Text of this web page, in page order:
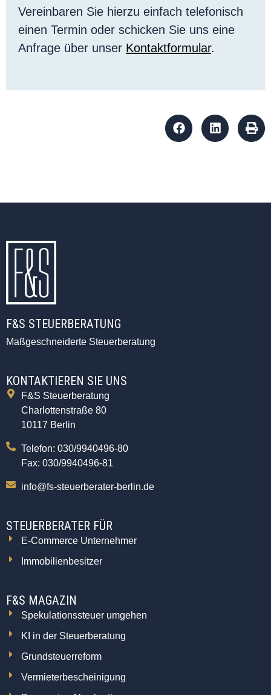
Vereinbaren Sie hierzu einfach telefonisch
einen Termin oder schicken Sie uns eine
Anfrage über unser Kontaktformular.
F&S STEUERBERATUNG
Maßgeschneiderte Steuerberatung
KONTAKTIEREN SIE UNS
F&S Steuerberatung
Charlottenstraße 80
10117 Berlin
Telefon: 030/9940496-80
Fax: 030/9940496-81
info@fs-steuerberater-berlin.de
STEUERBERATER FÜR
E-Commerce Unternehmer
Immobilienbesitzer
F&S MAGAZIN
Spekulationssteuer umgehen
KI in der Steuerberatung
Grundsteuerreform
Vermieterbescheinigung